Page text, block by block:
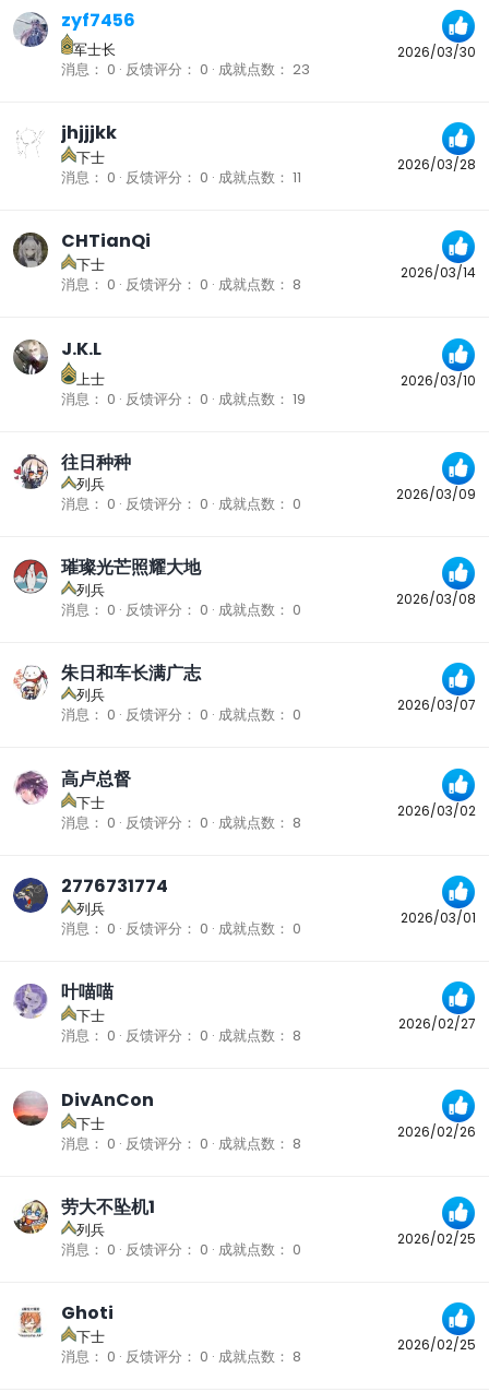
2026/03/30
zyf7456
军士长
消息
0 反馈评分 0 成就点数 23
2026/03/28
jhjjjkk
下士
消息
0 反馈评分 0 成就点数 11
2026/03/14
CHTianQi
下士
消息
0 反馈评分 0 成就点数 8
2026/03/10
J.K.L
上士
消息
0 反馈评分 0 成就点数 19
2026/03/09
往日种种
列兵
消息
0 反馈评分 0 成就点数 0
2026/03/08
璀璨光芒照耀大地
列兵
消息
0 反馈评分 0 成就点数 0
2026/03/07
朱日和车长满广志
列兵
消息
0 反馈评分 0 成就点数 0
2026/03/02
高卢总督
下士
消息
0 反馈评分 0 成就点数 8
2026/03/01
2776731774
列兵
消息
0 反馈评分 0 成就点数 0
2026/02/27
叶喵喵
下士
消息
0 反馈评分 0 成就点数 8
2026/02/26
DivAnCon
下士
消息
0 反馈评分 0 成就点数 8
2026/02/25
劳大不坠机1
列兵
消息
0 反馈评分 0 成就点数 0
2026/02/25
Ghoti
下士
消息
0 反馈评分 0 成就点数 8